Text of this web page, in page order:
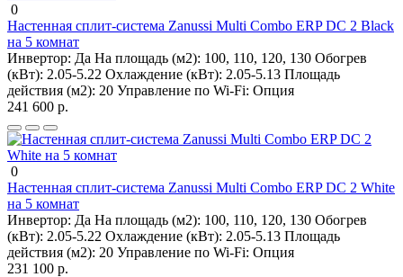
0
Настенная сплит-система Zanussi Multi Combo ERP DC 2 Black
на 5 комнат
Инвертор: Да На площадь (м2): 100, 110, 120, 130 Обогрев
(кВт): 2.05-5.22 Охлаждение (кВт): 2.05-5.13 Площадь
действия (м2): 20 Управление по Wi-Fi: Опция
241 600 р.
0
Настенная сплит-система Zanussi Multi Combo ERP DC 2 White
на 5 комнат
Инвертор: Да На площадь (м2): 100, 110, 120, 130 Обогрев
(кВт): 2.05-5.22 Охлаждение (кВт): 2.05-5.13 Площадь
действия (м2): 20 Управление по Wi-Fi: Опция
231 100 р.